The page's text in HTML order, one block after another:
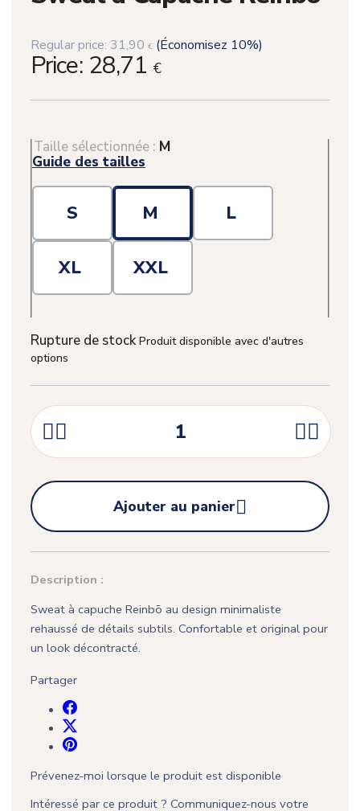
Regular price: 31,90 € (Économisez 10%)
Price: 28,71 €
Taille sélectionnée : M
Guide des tailles
S M L
XL XXL
Rupture de stock Produit disponible avec d'autres
options
 

Ajouter au panier
Description :
Sweat à capuche Reinbō au design minimaliste
rehaussé de détails subtils. Confortable et original pour
un look décontracté.
Partager
Prévenez-moi lorsque le produit est disponible
Intéressé par ce produit ? Communiquez-nous votre